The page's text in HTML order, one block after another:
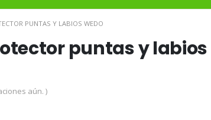
PUNTAS Y LABIOS WEDO
puntas y labios
aún. )